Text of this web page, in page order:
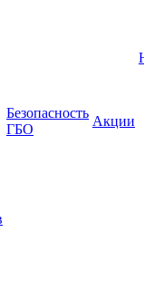
Безопасность
ГБО
Акции